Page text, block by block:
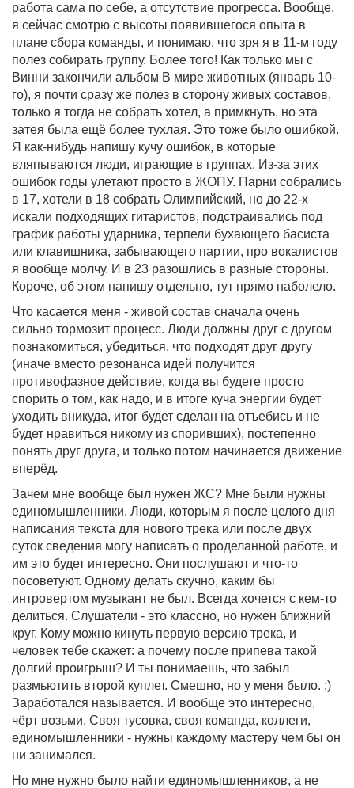
работа сама по себе, а отсутствие прогресса. Вообще,
я сейчас смотрю с высоты появившегося опыта в
плане сбора команды, и понимаю, что зря я в 11-м году
полез собирать группу. Более того! Как только мы с
Винни закончили альбом В мире животных (январь 10-
го), я почти сразу же полез в сторону живых составов,
только я тогда не собрать хотел, а примкнуть, но эта
затея была ещё более тухлая. Это тоже было ошибкой.
Я как-нибудь напишу кучу ошибок, в которые
вляпываются люди, играющие в группах. Из-за этих
ошибок годы улетают просто в ЖОПУ. Парни собрались
в 17, хотели в 18 собрать Олимпийский, но до 22-х
искали подходящих гитаристов, подстраивались под
график работы ударника, терпели бухающего басиста
или клавишника, забывающего партии, про вокалистов
я вообще молчу. И в 23 разошлись в разные стороны.
Короче, об этом напишу отдельно, тут прямо наболело.
Что касается меня - живой состав сначала очень
сильно тормозит процесс. Люди должны друг с другом
познакомиться, убедиться, что подходят друг другу
(иначе вместо резонанса идей получится
противофазное действие, когда вы будете просто
спорить о том, как надо, и в итоге куча энергии будет
уходить вникуда, итог будет сделан на отъебись и не
будет нравиться никому из споривших), постепенно
понять друг друга, и только потом начинается движение
вперёд.
Зачем мне вообще был нужен ЖС? Мне были нужны
единомышленники. Люди, которым я после целого дня
написания текста для нового трека или после двух
суток сведения могу написать о проделанной работе, и
им это будет интересно. Они послушают и что-то
посоветуют. Одному делать скучно, каким бы
интровертом музыкант не был. Всегда хочется с кем-то
делиться. Слушатели - это классно, но нужен ближний
круг. Кому можно кинуть первую версию трека, и
человек тебе скажет: а почему после припева такой
долгий проигрыш? И ты понимаешь, что забыл
размьютить второй куплет. Смешно, но у меня было. :)
Заработался называется. И вообще это интересно,
чёрт возьми. Своя тусовка, своя команда, коллеги,
единомышленники - нужны каждому мастеру чем бы он
ни занимался.
Но мне нужно было найти единомышленников, а не